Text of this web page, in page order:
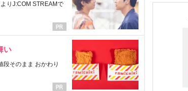
りJ:COM STREAMで
い
段そのまま おかわり